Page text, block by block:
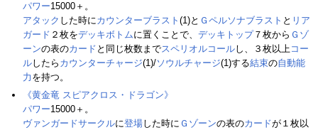
パワー15000＋。
アタック した時にカウンターブラスト (1)と Ｇペルソナブラスト と リア
ガード ２枚をデッキボトムに置くことで、 デッキトップ７枚から Ｇゾ
ーンの表のカード と同じ枚数までスペリオルコールし、３枚以上コー
ルしたら カウンターチャージ(1)/ソウルチャージ(1)する結束の自動能
力 を持つ。
《黄金竜 スピアクロス・ドラゴン》
パワー15000＋。
ヴァンガードサークルに登場した時に Ｇゾーンの表のカードが１枚以